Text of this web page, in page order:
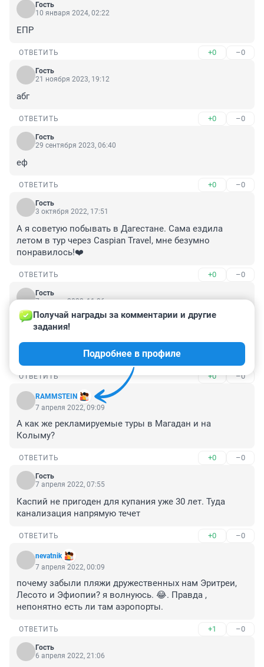
Гость
10 января 2024, 02:22
ЕПР
ОТВЕТИТЬ +0 –0
Гость
21 ноября 2023, 19:12
абг
ОТВЕТИТЬ +0 –0
Гость
29 сентября 2023, 06:40
еф
ОТВЕТИТЬ +0 –0
Гость
3 октября 2022, 17:51
А я советую побывать в Дагестане. Сама ездила
летом в тур через Caspian Travel, мне безумно
понравилось!❤️
ОТВЕТИТЬ +0 –0
Гость
7 апреля 2022, 11:36
А с чего это перелет в Абхазию указан, как самый
дешевый? Лететь все равно до Сочи, а там еще
добираться наземным транспортом. Так что дорога
даже дороже выйдет.
ОТВЕТИТЬ +0 –0
RAMMSTEIN
Получай награды за комментарии и другие
задания!
Подробнее в профиле
7 апреля 2022, 09:09
А как же рекламируемые туры в Магадан и на
Колыму?
ОТВЕТИТЬ +0 –0
Гость
7 апреля 2022, 07:55
Каспий не пригоден для купания уже 30 лет. Туда
канализация напрямую течет
ОТВЕТИТЬ +0 –0
nevatnik
7 апреля 2022, 00:09
почему забыли пляжи дружественных нам Эритреи,
Лесото и Эфиопии? я волнуюсь. 😂. Правда ,
непонятно есть ли там аэропорты.
ОТВЕТИТЬ +1 –0
Гость
6 апреля 2022, 21:06